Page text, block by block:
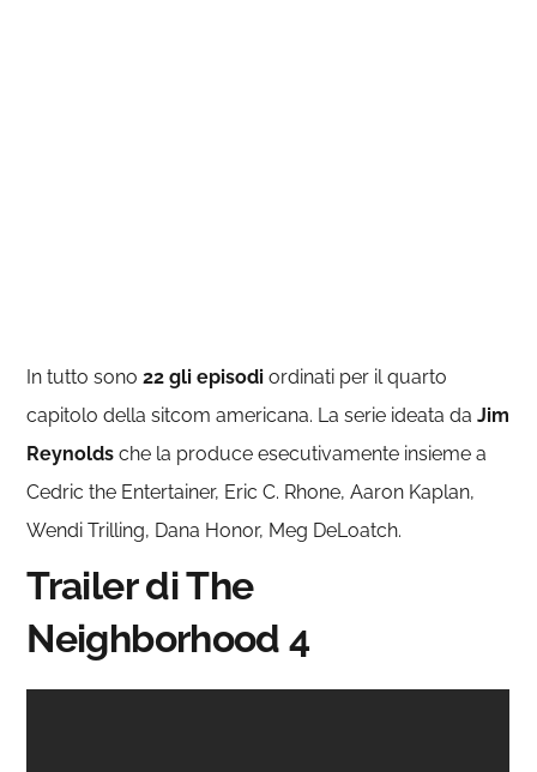
In tutto sono22 gli episodi ordinati per il quarto
capitolo della sitcom americana. La serie ideata daJim
Reynolds che la produce esecutivamente insieme a
Cedric the Entertainer, Eric C. Rhone, Aaron Kaplan,
Wendi Trilling, Dana Honor, Meg DeLoatch.
Trailer di The
Neighborhood 4